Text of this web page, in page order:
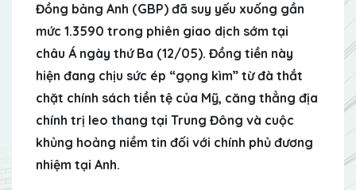
Đồng bảng Anh (GBP) đã suy yếu xuống gần
mức 1.3590 trong phiên giao dịch sớm tại
châu Á ngày thứ Ba (12/05). Đồng tiền này
hiện đang chịu sức ép “gọng kìm” từ đà thắt
chặt chính sách tiền tệ của Mỹ, căng thẳng địa
chính trị leo thang tại Trung Đông và cuộc
khủng hoảng niềm tin đối với chính phủ đương
nhiệm tại Anh.